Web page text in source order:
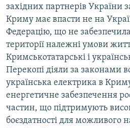
західних партнерів України
Криму має впасти не на
Федерацію, що не
території належні умови
Кримськотатарські і
Перекопі діяли за законами
українська електрика в
енергетичне забезпечення
частин, що підтримують
боєздатності для можливого